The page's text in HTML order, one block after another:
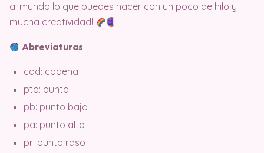
al mundo lo que puedes hacer con un poco de hilo y
mucha creatividad!
Abreviaturas
cad: cadena
pto: punto
pb: punto bajo
pa: punto alto
pr: punto raso